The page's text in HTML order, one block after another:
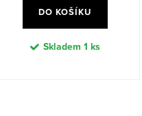
DO KOŠÍKU
Skladem 1 ks